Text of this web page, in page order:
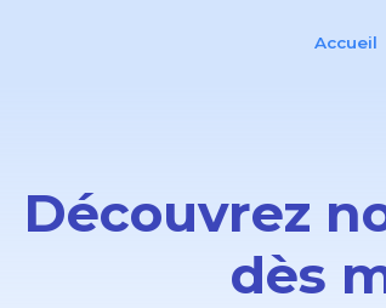
Accueil
Découvrez
dès